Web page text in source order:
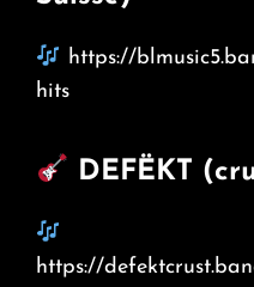
https://
hits
DEFËKT
https://